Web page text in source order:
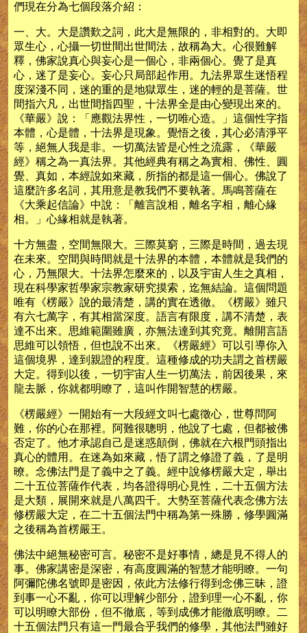
們現在分為七個段落介紹：
一、大。大是讚歎之詞，此大是無限的，非相對的。大即
眾生心，心攝一切世間出世間法，故稱為大。心很難解
釋，佛家說真心與妄心是一個心，非兩個心。覺了是真
心，迷了是妄心。妄心只局部起作用。九法界眾生迷悟程
度深淺不同，迷的重的是地獄眾生，迷的輕的是菩薩。世
間指六凡，出世間指四聖，十法界全是由心變現出來的。
《華嚴》說：「應觀法界性，一切唯心造。」這個性字指
本體，心是體，十法界是現象。覺悟之後，其心必清淨平
等，絕無人我是非。一切萬法皆是心性之流露，《華嚴
經》稱之為一真法界。其他經典有稱之為實相、佛性、圓
覺、真如，本經說如來藏，所指的都是這一個心。佛說了
這麼許多名詞，其用意是教我們不要執著。馬鳴菩薩在
《大乘起信論》中說：「離言說相，離名字相，離心緣
相。」心緣相就是執著。
十方無盡，空間無限大。三際莫窮，三際是時間，過去現
在未來。空間與時間就是十法界的本體，本體就是我們的
心，乃無限大。十法界怎麼來的，以及宇宙人生之真相，
現在科學家哲學家宗教家研究摸索，迄無結論。這個問題
唯有《楞嚴》說的最清楚，講的實在透徹。《楞嚴》雖只
有六七萬字，有其相當深度。語言有限度，講不清楚，表
達不出來。思維範圍雖廣，亦無法達到其究竟。離開言語
思維可以領悟，但也說不出來。《楞嚴經》可以引導你入
這個境界，達到親證的程度。這種修成的功夫謂之首楞嚴
大定。得到以後，一切宇宙人生一切萬法，前因後果，來
龍去脈，你就都明瞭了，這叫作開智慧的楞嚴。
《楞嚴經》一開始有一大段經文叫七處徵心，世尊問阿
難，你的心在那裡。阿難很聰明，他說了七處，但都被佛
否定了。他才承認自己是迷惑顛倒，佛就在六根門頭指出
真心的體用。在迷為如來藏，悟了謂之修證了義，了是明
暸。念佛法門是了義中之了義。經中說修楞嚴大定，舉出
二十五位菩薩作代表，均各證得明心見性，二十五個方法
是大類，展開來就是八萬四千。大勢至菩薩代表念佛方法
修楞嚴大定，在二十五個法門中稱為第一殊勝，修學圓滿
之後稱為首楞嚴王。
佛法中絕無秘密可言。秘密不是好事情，總是見不得人的
事。佛家講密是深密，有高度圓滿的智慧才能明瞭。一句
阿彌陀佛名號即是密因，依此方法修行得到念佛三昧，證
到事一心不亂，你可以理解少部分，證到理一心不亂，你
可以明瞭大部份，但不徹底，等到成佛才能徹底明瞭。二
十五個法門只有這一門最合乎我們的修學，其他法門雖好